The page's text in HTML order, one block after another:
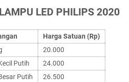
LED PHILIPS 2020
Harga Satuan (Rp)
20.000
Putih
24.000
Putih
26.500